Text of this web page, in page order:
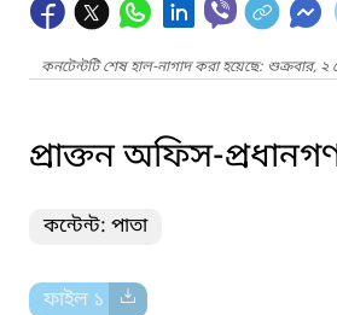
কনটেন্টটি শেষ হাল-নাগাদ করা হয়েছে: শুক্রবার,
প্রাক্তন অফিস-
কন্টেন্ট: পাতা
ফাইল ১